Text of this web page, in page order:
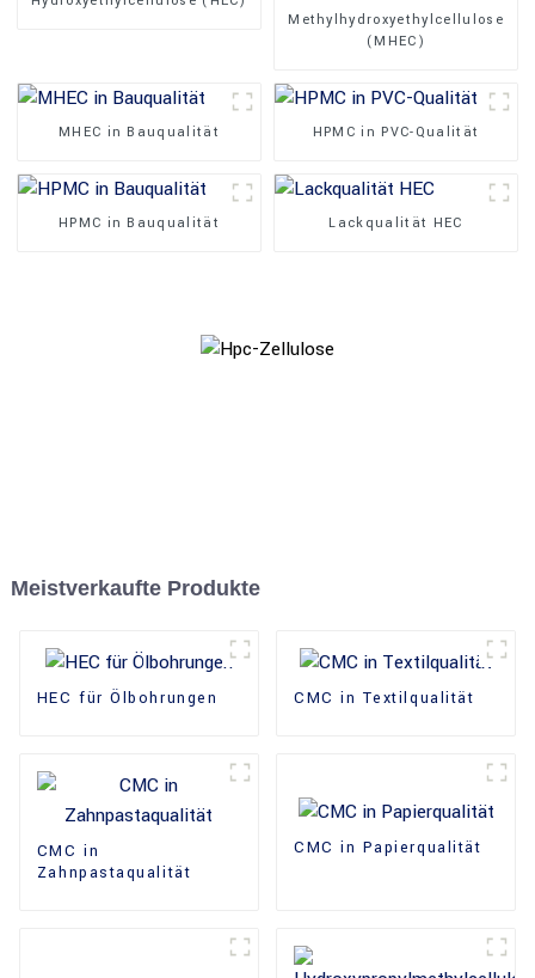
Methylhydroxyethylcellulose
(MHEC)
MHEC in Bauqualität HPMC in PVC-Qualität
HPMC in Bauqualität Lackqualität HEC
Meistverkaufte Produkte
HEC für Ölbohrungen CMC in Textilqualität
CMC in
Zahnpastaqualität
CMC in Papierqualität